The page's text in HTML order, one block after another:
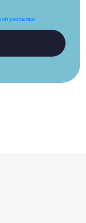
рассылки